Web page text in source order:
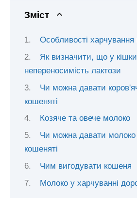
Зміст
Особливості
Як визначити, що у кішки
непереносимість лактози
Чи можна давати
кошеняті
Козяче та овече молоко
Чи можна давати
кошеняті
Чим вигодувати кошеня
Молоко у харчуванні